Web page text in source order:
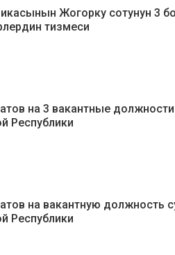
Жогорку сотунун 3
тизмеси
на 3 вакантные должности
Республики
на вакантную должность
Республики